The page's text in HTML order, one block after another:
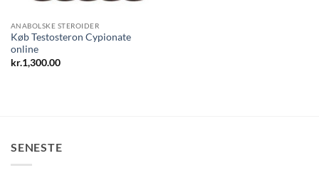
ANABOLSKE STEROIDER
Køb Testosteron Cypionate
online
kr.1,300.00
SENESTE